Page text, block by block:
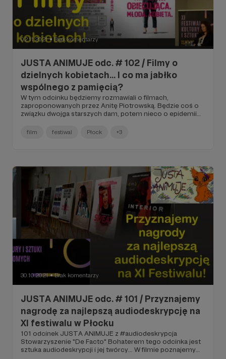
02.11.2021 ● Brak komentarzy
JUSTA ANIMUJE odc. # 102 / Filmy o
dzielnych kobietach... I co ma jabłko
wspólnego z pamięcią?
W tym odcinku będziemy rozmawiali o filmach,
zaproponowanych przez Anitę Piotrowską. Będzie coś o
związku dwojga starszych dam, potem nieco o epidemii
na deser... zabójcza piękność, która tylko udawała
film festiwal Płock +3
30.10.2021 ● Brak komentarzy
JUSTA ANIMUJE odc. # 101 / Przyznajemy
nagrodę za najlepszą audiodeskrypcję na
XI festiwalu w Płocku
101 odcinek JUSTA ANIMUJE z #audiodeskrypcja
Stowarzyszenie "De Facto" Bohaterem tego odcinka jest
sztuka audiodeskrypcji i jej twórcy... W filmie poznajemy